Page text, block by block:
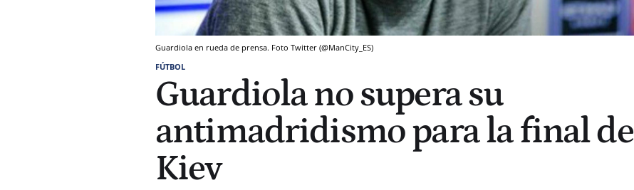
Guardiola en rueda de prensa. Foto Twitter (@ManCity_ES)
FÚTBOL
Guardiola no supera su
antimadridismo para la final de
Kiev